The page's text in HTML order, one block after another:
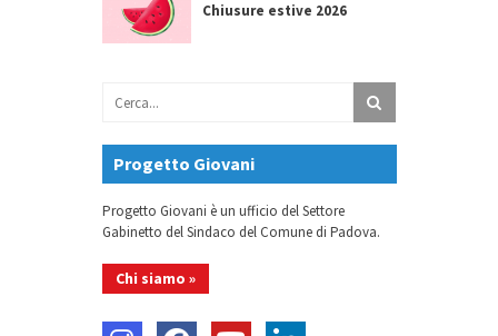
Chiusure estive 2026
Progetto Giovani
Progetto Giovani è un ufficio del Settore
Gabinetto del Sindaco del Comune di Padova.
Chi siamo »